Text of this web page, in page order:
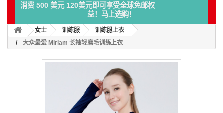
消费500 美元120美元即可享受全球免邮权
益！马上选购！
女士 训练服
训练服上衣
大众最爱 Miriam 长袖轻磨毛训练上衣